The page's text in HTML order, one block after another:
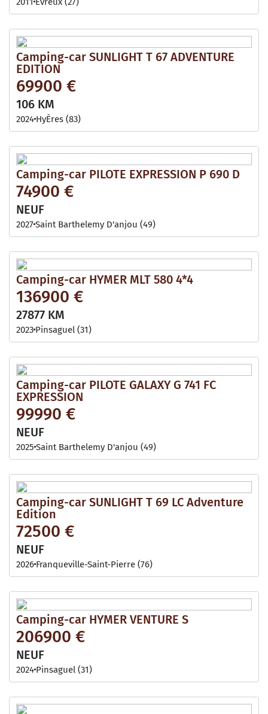
Camping-car SUNLIGHT T 67 ADVENTURE
EDITION
69900 €
106 KM
2024 HyÈres (83)
Camping-car PILOTE EXPRESSION P 690 D
74900 €
NEUF
2027Saint Barthelemy D'anjou (49)
Camping-car HYMER MLT 580 4*4
136900 €
27877 KM
2023 Pinsaguel (31)
Camping-car PILOTE GALAXY G 741 FC
EXPRESSION
99990 €
NEUF
2025 Saint Barthelemy D'anjou (49)
Camping-car SUNLIGHT T 69 LC Adventure
Edition
72500 €
NEUF
2026 Franqueville-Saint-Pierre (76)
Camping-car HYMER VENTURE S
206900 €
NEUF
2024 Pinsaguel (31)